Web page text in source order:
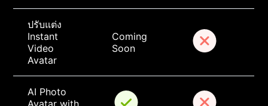
ปรับแต่ง
Instant
Video
Avatar
Coming
Soon
AI Photo